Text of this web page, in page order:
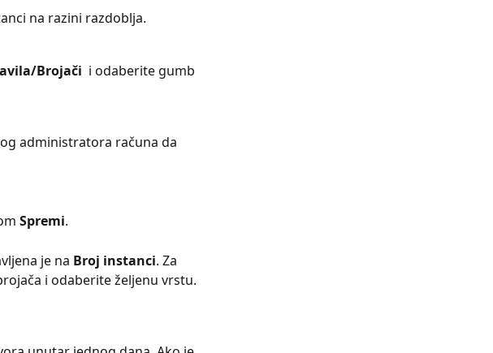
na razini razdoblja.
Brojači i odaberite gumb
administratora računa da
Spremi.
je na Broj instanci. Za
i odaberite željenu vrstu.